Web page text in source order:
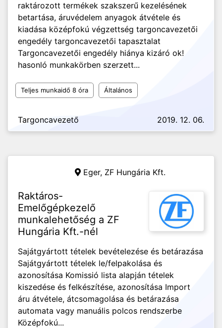
raktározott termékek szakszerű kezelésének
betartása, áruvédelem anyagok átvétele és
kiadása középfokú végzettség targoncavezetői
engedély targoncavezetői tapasztalat
Targoncavezetői engedély hiánya kizáró ok!
hasonló munkakörben szerzett...
Teljes munkaidő 8 óra Általános
Targoncavezető 2019. 12. 06.
Eger, ZF Hungária Kft.
Raktáros-
Emelőgépkezelő
munkalehetőség a ZF
Hungária Kft.-nél
Sajátgyártott tételek bevételezése és betárazása
Sajátgyártott tételek le/felpakolása és
azonosítása Komissió lista alapján tételek
kiszedése és felkészítése, azonosítása Import
áru átvétele, átcsomagolása és betárazása
automata vagy manuális polcos rendszerbe
Középfokú...